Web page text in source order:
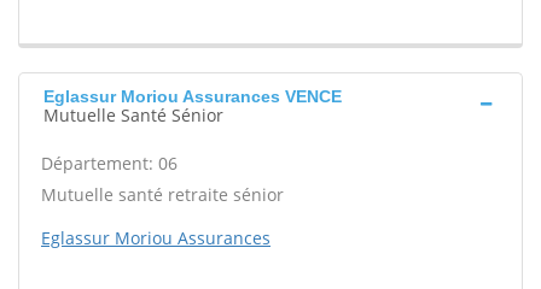
Eglassur Moriou Assurances VENCE
Mutuelle Santé Sénior
Département: 06
Mutuelle santé retraite sénior
Eglassur Moriou Assurances